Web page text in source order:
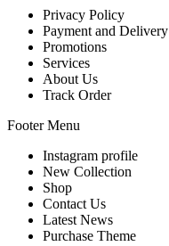
Privacy Policy
Payment and Delivery
Promotions
Services
About Us
Track Order
Footer Menu
Instagram profile
New Collection
Shop
Contact Us
Latest News
Purchase Theme